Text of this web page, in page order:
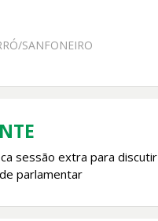
SANFONEIRO
sessão extra para discutir
parlamentar